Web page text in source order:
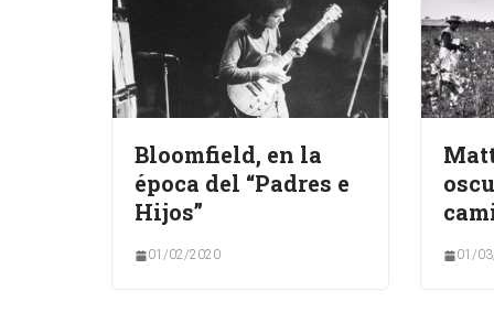
Bloomfield, en la
época del “Padres e
Hijos”
01/02/2020 01/